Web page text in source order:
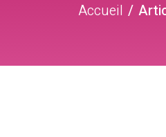
Accueil